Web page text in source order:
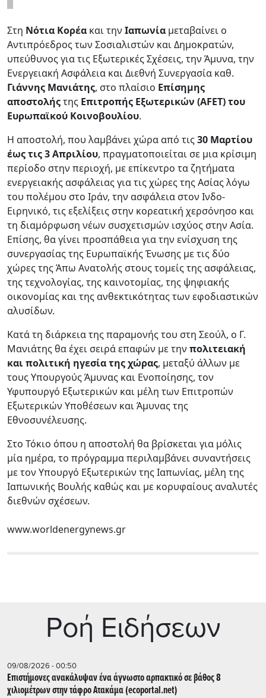
Στη Νότια Κορέα και την Ιαπωνία μεταβαίνει ο
Αντιπρόεδρος των Σοσιαλιστών και Δημοκρατών,
υπεύθυνος για τις Εξωτερικές Σχέσεις, την Άμυνα, την
Ενεργειακή Ασφάλεια και Διεθνή Συνεργασία καθ.
Γιάννης Μανιάτης, στο πλαίσιο Επίσημης
αποστολήςτης Επιτροπής Εξωτερικών (AFET) του
Ευρωπαϊκού Κοινοβουλίου.
Η αποστολή, που λαμβάνει χώρα από τις30 Μαρτίου
έως τις 3 Απριλίου, πραγματοποιείται σε μια κρίσιμη
περίοδο στην περιοχή, με επίκεντρο τα ζητήματα
ενεργειακής ασφάλειας για τις χώρες της Ασίας λόγω
του πολέμου στο Ιράν, την ασφάλεια στον Ινδο-
Ειρηνικό, τις εξελίξεις στην κορεατική χερσόνησο και
τη διαμόρφωση νέων συσχετισμών ισχύος στην Ασία.
Επίσης, θα γίνει προσπάθεια για την ενίσχυση της
συνεργασίας της Ευρωπαϊκής Ένωσης με τις δύο
χώρες της Άπω Ανατολής στους τομείς της ασφάλειας,
της τεχνολογίας, της καινοτομίας, της ψηφιακής
οικονομίας και της ανθεκτικότητας των εφοδιαστικών
αλυσίδων.
Κατά τη διάρκεια της παραμονής του στη Σεούλ, ο Γ.
Μανιάτης θα έχει σειρά επαφών με την πολιτειακή
και πολιτική ηγεσία της χώρας, μεταξύ άλλων με
τους Υπουργούς Άμυνας και Ενοποίησης, τον
Υφυπουργό Εξωτερικών και μέλη των Επιτροπών
Εξωτερικών Υποθέσεων και Άμυνας της
Εθνοσυνέλευσης.
Στο Τόκιο όπου η αποστολή θα βρίσκεται για μόλις
μία ημέρα, το πρόγραμμα περιλαμβάνει συναντήσεις
με τον Υπουργό Εξωτερικών της Ιαπωνίας, μέλη της
Ιαπωνικής Βουλής καθώς και με κορυφαίους αναλυτές
διεθνών σχέσεων.
www.worldenergynews.gr
Ρoή Ειδήσεων
09/08/2026 - 00:50
Επιστήμονες ανακάλυψαν ένα άγνωστο αρπακτικό σε βάθος 8
χιλιομέτρων στην τάφρο Ατακάμα (ecoportal.net)